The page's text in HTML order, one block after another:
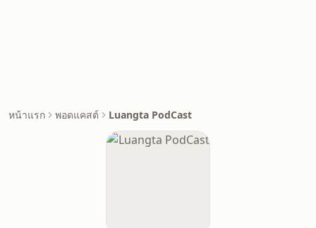
หน้าแรก พอดแคสต์ Luangta PodCast